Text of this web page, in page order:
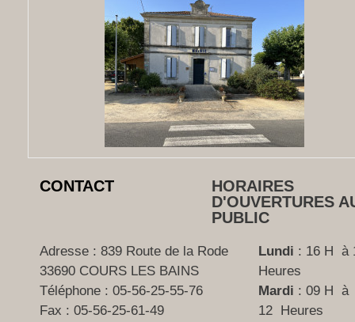
CONTACT
HORAIRES
D'OUVERTURES
PUBLIC
Adresse : 839 Route de la Rode
33690 COURS LES BAINS
Téléphone : 05-56-25-55-76
Fax : 05-56-25-61-49
Lundi : 16 H à
Heures
Mardi : 09 H à
12 Heures